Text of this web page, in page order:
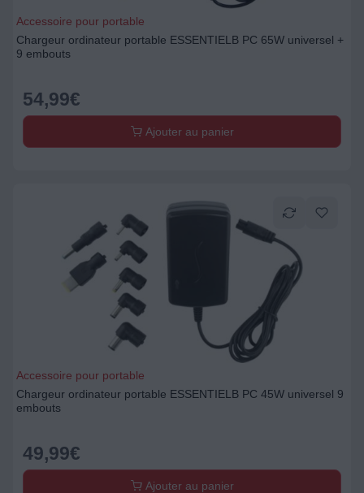
Accessoire pour portable
Chargeur ordinateur portable ESSENTIELB PC 65W universel +
9 embouts
54,99€
Ajouter au panier
Accessoire pour portable
Chargeur ordinateur portable ESSENTIELB PC 45W universel 9
embouts
49,99€
Ajouter au panier